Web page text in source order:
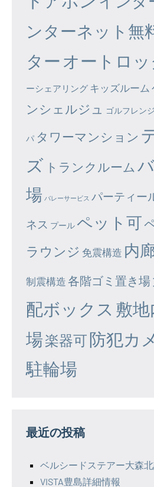
ンターネット無
ター オートロッ
ーシェアリング キッズルーム
ンシェルジュ
ゴルフレンジ
パ タワーマンション
ズ トランクルーム
場 バレーサービス パーティー
ネス プール ペット可
ラウンジ 免震構造 内
制震構造 各階ゴミ置き場
配ボックス 敷地
場楽器可防犯カ
駐輪場
最近の投稿
ベルシードステアー大森
VISTA豊島詳細情報